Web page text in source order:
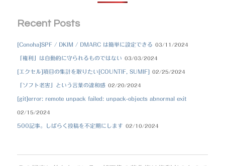
Recent Posts
[Conoha]SPF / DKIM / DMARC は簡単に設定できる 03/11/2024
「権利」は自動的に守られるものではない 03/03/2024
[エクセル]項目の集計を取りたい[COUNTIF, SUMIF] 02/25/2024
「ソフト老害」という言葉の違和感 02/20/2024
[git]error: remote unpack failed: unpack-objects abnormal exit
02/15/2024
500記事。しばらく投稿を不定期にします 02/10/2024